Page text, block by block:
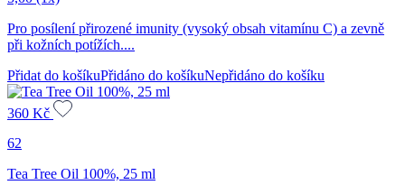
Pro posílení přirozené imunity (vysoký obsah vitamínu C) a zevně
při kožních potížích....
Přidat do košíkuPřidáno do košíkuNepřidáno do košíku
360 Kč
62
Tea Tree Oil 100%, 25 ml